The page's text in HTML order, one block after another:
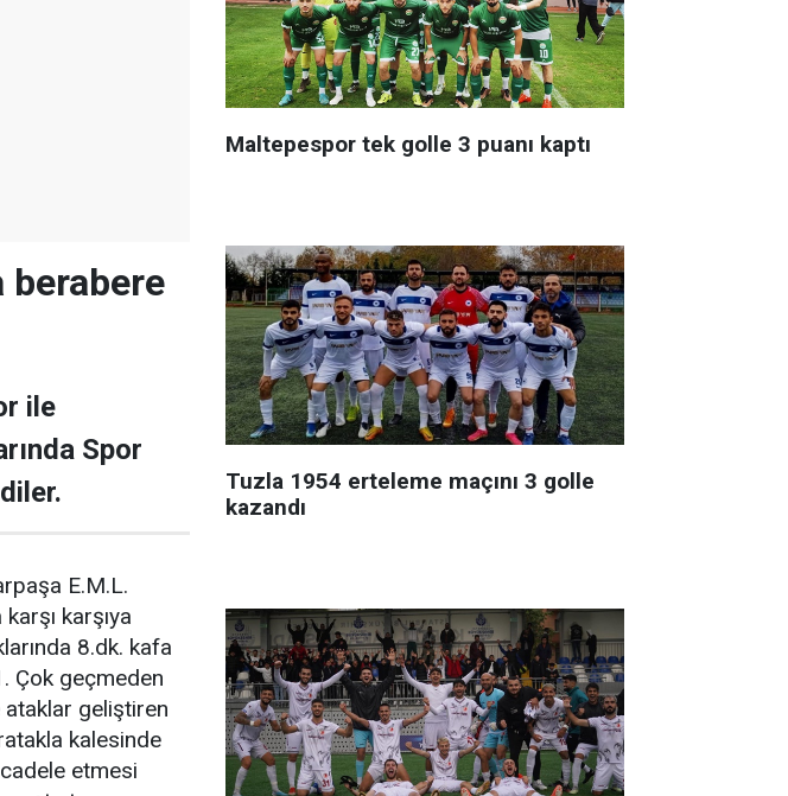
berabere
ile
Spor
E.M.L.
karşıya
8.dk. kafa
Çok geçmeden
geliştiren
kalesinde
etmesi
Maltepespor tek golle 3 puanı kaptı
Tuzla 1954 erteleme maçını 3 golle
kazandı